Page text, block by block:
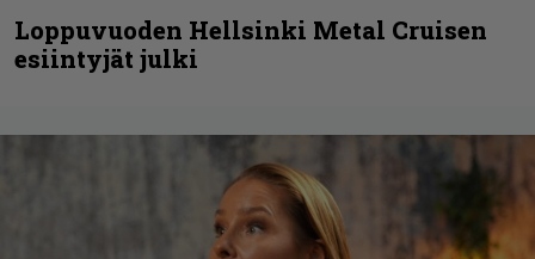
Loppuvuoden Hellsinki Metal Cruisen
esiintyjät julki